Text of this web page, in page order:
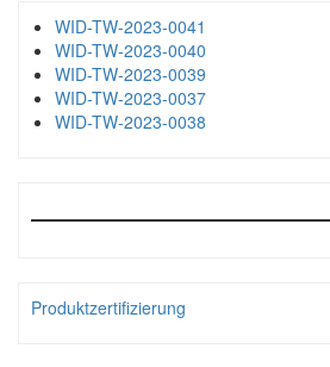
WID-TW-2023-0041
WID-TW-2023-0040
WID-TW-2023-0039
WID-TW-2023-0037
WID-TW-2023-0038
Produktzertifizierung